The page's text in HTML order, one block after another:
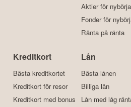
Aktier för
Fonder för
Ränta på ränta
Kreditkort
Bästa kreditkortet
Kreditkort för resor
Kreditkort med bonus
Lån
Bästa lånen
Billiga lån
Lån med låg